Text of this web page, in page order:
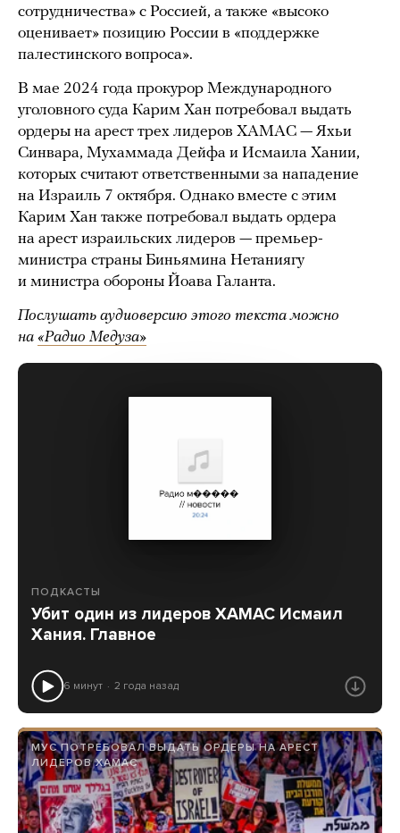
сотрудничества» с Россией, а также «высоко
оценивает» позицию России в «поддержке
палестинского вопроса».
В мае 2024 года прокурор Международного
уголовного суда Карим Хан потребовал выдать
ордеры на арест трех лидеров ХАМАС — Яхьи
Синвара, Мухаммада Дейфа и Исмаила Хании,
которых считают ответственными за нападение
на Израиль 7 октября. Однако вместе с этим
Карим Хан также потребовал выдать ордера
на арест израильских лидеров — премьер-
министра страны Биньямина Нетаниягу
и министра обороны Йоава Галанта.
Послушать аудиоверсию этого текста можно
на «Радио Медуза»
ПОДКАСТЫ
Убит один из лидеров ХАМАС Исмаил
Хания. Главное
6 минут 2 года назад
МУС ПОТРЕБОВАЛ ВЫДАТЬ ОРДЕРЫ НА АРЕСТ
ЛИДЕРОВ ХАМАС